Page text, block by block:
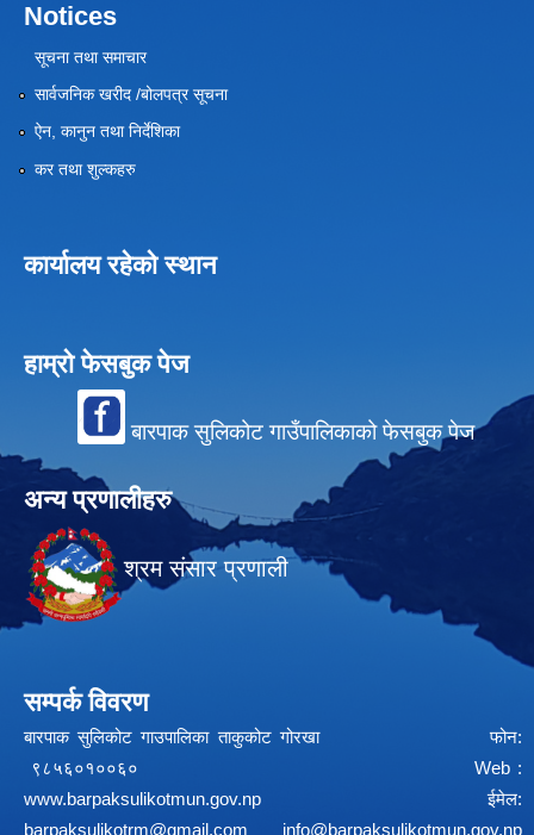
Notices
सूचना तथा समाचार
सार्वजनिक खरीद /बोलपत्र सूचना
ऐन, कानुन तथा निर्देशिका
कर तथा शुल्कहरु
कार्यालय रहेको स्थान
हाम्रो फेसबुक पेज
बारपाक सुलिकोट गाउँपालिकाको फेसबुक पेज
अन्य प्रणालीहरु
श्रम संसार प्रणाली
सम्पर्क विवरण
बारपाक सुलिकोट गाउपालिका ताकुकोट गोरखा फोन:
९८५६०१००६० Web :
www.barpaksulikotmun.gov.np
ईमेल:
barpaksulikotrm@gmail.com
info@barpaksulikotmun.gov.np